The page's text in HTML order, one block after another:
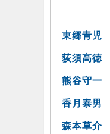
東郷青児
荻須高徳
熊谷守一
香月泰男
森本草介